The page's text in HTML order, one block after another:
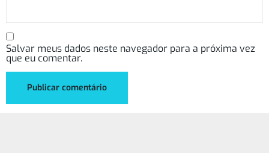
Salvar meus dados neste navegador para a próxima vez
que eu comentar.